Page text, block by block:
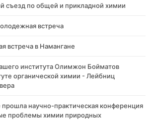
съезд по общей и прикладной химии
встреча
встреча в Намангане
института Олимжон Бойматов
органической химии - Лейбниц
научно-практическая конференция
проблемы химии природных